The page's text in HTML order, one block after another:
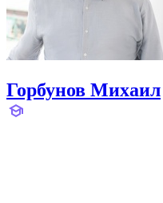
Горбунов Михаил